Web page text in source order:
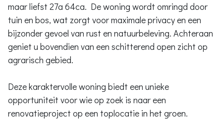
maar liefst 27a 64ca. De woning wordt omringd door
tuin en bos, wat zorgt voor maximale privacy en een
bijzonder gevoel van rust en natuurbeleving. Achteraan
geniet u bovendien van een schitterend open zicht op
agrarisch gebied.
Deze karaktervolle woning biedt een unieke
opportuniteit voor wie op zoek is naar een
renovatieproject op een toplocatie in het groen.